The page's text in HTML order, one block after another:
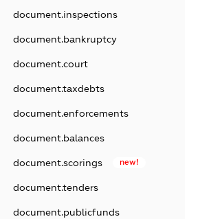
document.inspections
document.bankruptcy
document.court
document.taxdebts
document.enforcements
document.balances
document.scorings new!
document.tenders
document.publicfunds